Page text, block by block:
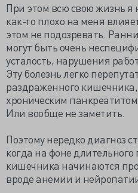
При этом всю свою жизнь я
как-то плохо на меня
этом не подозревать.
могут быть очень
усталость, нарушения
Эту болезнь легко
раздраженного
хроническим
Или вообще не заметить.
Поэтому нередко диагноз
когда на фоне
кишечника начинаются
вроде анемии и